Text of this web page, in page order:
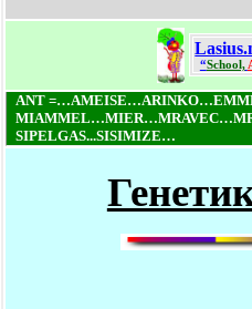
“School,
ANT
SIPELGAS...SISIMIZE…